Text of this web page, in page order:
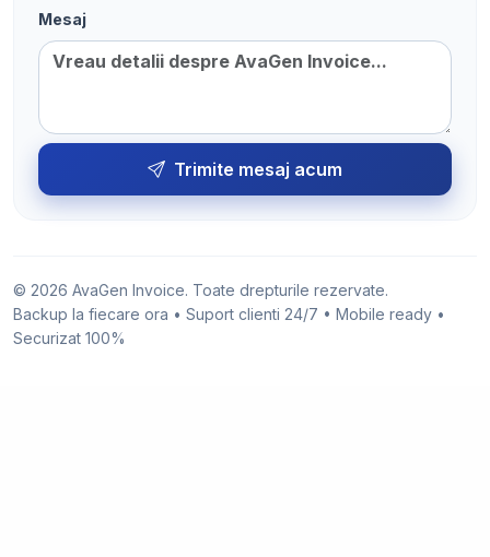
Mesaj
Trimite mesaj acum
© 2026 AvaGen Invoice. Toate drepturile rezervate.
Backup la fiecare ora • Suport clienti 24/7 • Mobile ready •
Securizat 100%